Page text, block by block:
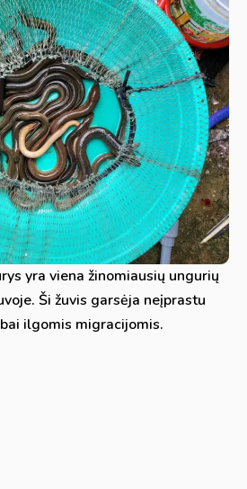
yra viena žinomiausių ungurių
Ši žuvis garsėja neįprastu
ilgomis migracijomis.